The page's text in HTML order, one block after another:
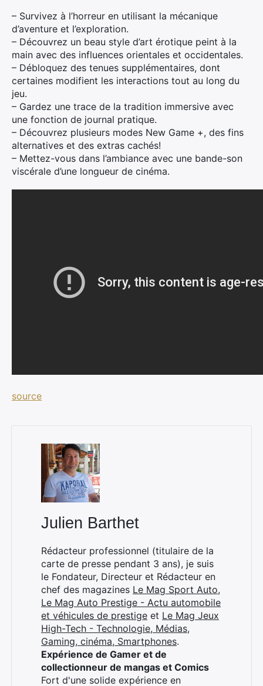
– Survivez à l’horreur en utilisant la mécanique
d’aventure et l’exploration.
– Découvrez un beau style d’art érotique peint à la
main avec des influences orientales et occidentales.
– Débloquez des tenues supplémentaires, dont
certaines modifient les interactions tout au long du
jeu.
– Gardez une trace de la tradition immersive avec
une fonction de journal pratique.
– Découvrez plusieurs modes New Game +, des fins
alternatives et des extras cachés!
– Mettez-vous dans l’ambiance avec une bande-son
viscérale d’une longueur de cinéma.
source
Julien Barthet
Rédacteur professionnel (titulaire de la
carte de presse pendant 3 ans), je suis
le Fondateur, Directeur et Rédacteur en
chef des magazines Le Mag Sport Auto,
Le Mag Auto Prestige - Actu automobile
et véhicules de prestige et Le Mag Jeux
High-Tech - Technologie, Médias,
Gaming, cinéma, Smartphones.
Expérience de Gamer et de
collectionneur de mangas et Comics
Fort d'une solide expérience en